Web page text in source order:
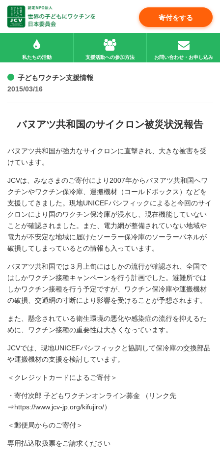
寄付をする
私たちの活動 支援活動への参加方法 お問い合わせ・お申し込み
子どもワクチン支援情報
2015/03/16
バヌアツ共和国のサイクロン被災状況報告
バヌアツ共和国が強力なサイクロンに直撃され、大きな被害を受
けています。
JCVは、みなさまのご寄付により2007年からバヌアツ共和国へワ
クチンやワクチン保冷庫、運搬機材（コールドボックス）などを
支援してきました。現地UNICEFパシフィックによると今回のサイ
クロンにより国のワクチン保冷庫が浸水し、現在機能していない
ことが確認されました。また、電力網が整備されていない地域や
電力が不安定な地域に届けたソーラー保冷庫のソーラーパネルが
破損してしまっているとの情報も入っています。
バヌアツ共和国では３月上旬にはしかの流行が確認され、全国で
はしかワクチン接種キャンペーンを行う計画でした。避難所では
しかワクチン接種を行う予定ですが、ワクチン保冷庫や運搬機材
の破損、交通網の寸断により影響を受けることが予想されます。
また、懸念されている衛生環境の悪化や感染症の流行を抑えるた
めに、ワクチン接種の重要性は大きくなっています。
JCVでは、現地UNICEFパシフィックと協調して保冷庫の交換部品
や運搬機材の支援を検討しています。
＜クレジットカードによるご寄付＞
・寄付次郎 子どもワクチンオンライン募金 （リンク先
⇒https://www.jcv-jp.org/kifujiro/）
＜郵便局からのご寄付＞
専用払込取扱票をご請求ください